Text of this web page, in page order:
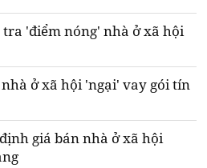
tra 'điểm nóng' nhà ở xã hội
ở xã hội 'ngại' vay gói tín
giá bán nhà ở xã hội